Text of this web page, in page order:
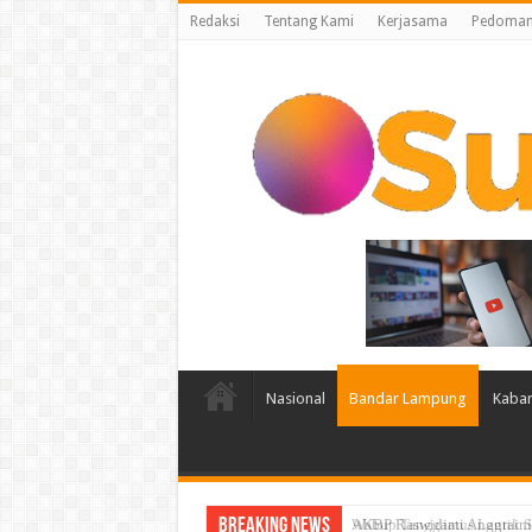
Redaksi Tentang Kami Kerjasama
Nasional Bandar Lampung
Breaking News AKBP Raswidiati